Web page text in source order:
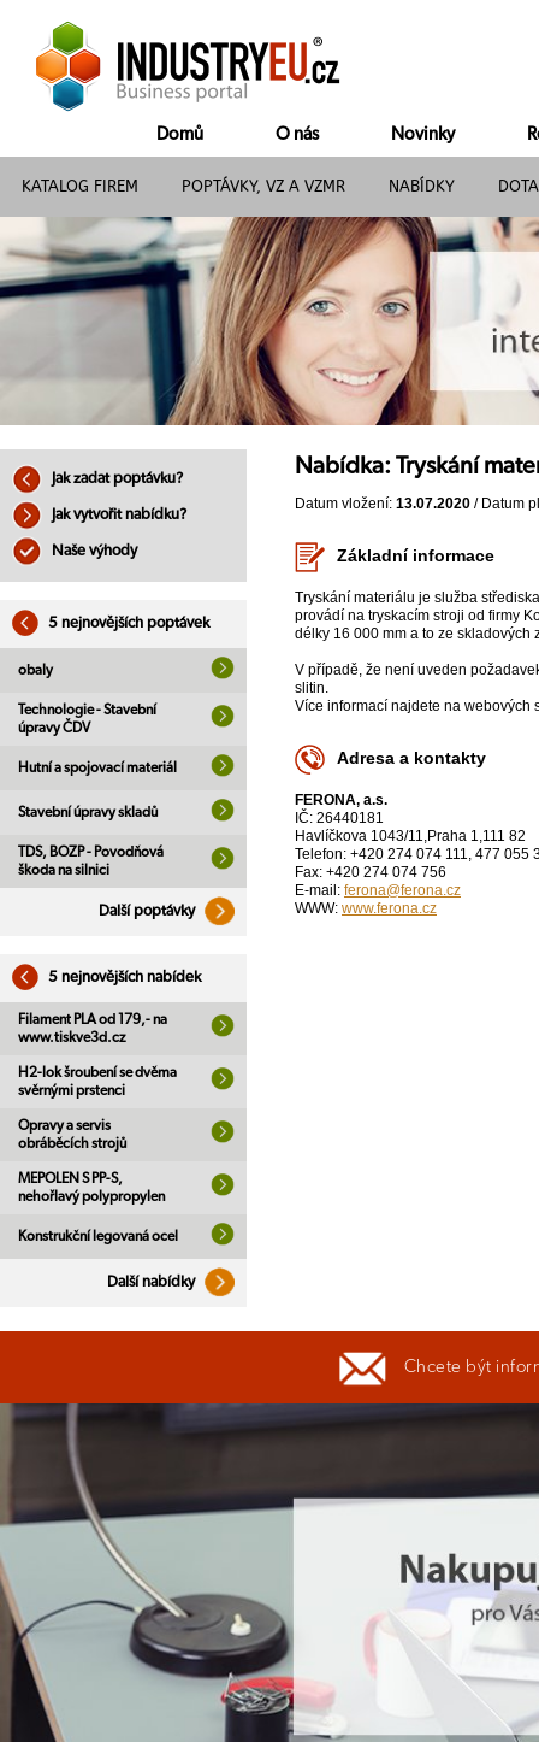
Domů O nás Novinky
KATALOG FIREM POPTÁVKY, VZ A VZMR NABÍDKY
Jak zadat poptávku?
Jak vytvořit nabídku?
Naše výhody
5 nejnovějších poptávek
obaly
Technologie - Stavební
úpravy ČDV
Hutní a spojovací materiál
Stavební úpravy skladů
TDS, BOZP - Povodňová
škoda na silnici
Další poptávky
5 nejnovějších nabídek
Filament PLA od 179,- na
www.tiskve3d.cz
H2-lok šroubení se dvěma
svěrnými prstenci
Opravy a servis
obráběcích strojů
MEPOLEN S PP-S,
nehořlavý polypropylen
Konstrukční legovaná ocel
Další nabídky
Nabídka: Tryskání
Datum vložení: 13.07.2020 / Datum
Základní informace
Tryskání materiálu je služba
provádí na tryskacím stroji od firmy
délky 16 000 mm a to ze skladových
V případě, že není uveden
slitin.
Více informací najdete na webových
Adresa a kontakty
FERONA, a.s.
IČ: 26440181
Havlíčkova 1043/11,Praha 1,111 82
Telefon: +420 274 074 111, 477 055
Fax: +420 274 074 756
E-mail: ferona@ferona.cz
WWW: www.ferona.cz
Chcete být